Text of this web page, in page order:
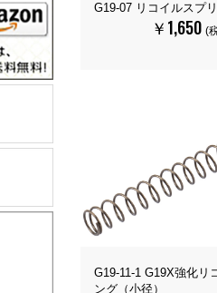
G19-07 リコイルスプ
￥1,650 (
G19-11-1 G19X強化リ
ング（小径）